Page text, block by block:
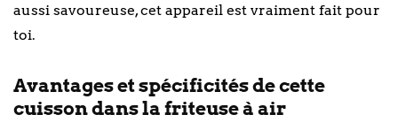
aussi savoureuse, cet appareil est vraiment fait pour
toi.
Avantages et spécificités de cette
cuisson dans la friteuse à air